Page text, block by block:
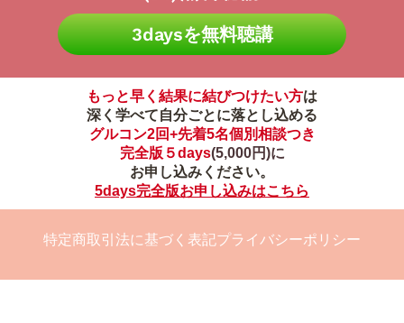
3daysを無料聴講
もっと早く結果に結びつけたい方は
深く学べて自分ごとに落とし込める
グルコン2回+先着5名個別相談つき
完全版５days(5,000円)に
お申し込みください。
5days完全版お申し込みはこちら
特定商取引法に基づく表記プライバシーポリシー